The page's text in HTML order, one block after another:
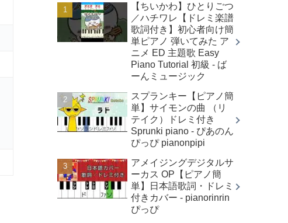
【ちいかわ】ひとりごつ
／ハチワレ【ドレミ楽譜
歌詞付き】初心者向け簡
単ピアノ 弾いてみた ア
ニメ ED 主題歌 Easy
Piano Tutorial 初級 - ば
ーんミュージック
スプランキー【ピアノ簡
単】サイモンの曲 （リ
テイク）ドレミ付き
Sprunki piano - ぴあのん
ぴっぴ pianonpipi
アメイジングデジタルサ
ーカス OP【ピアノ簡
単】日本語歌詞・ドレミ
付きカバー - pianorinrin
ぴっぴ